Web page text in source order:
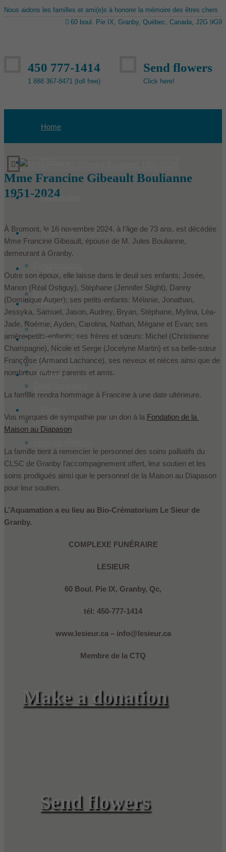
Nous aidons les familles et ami(e)s à honorer la mémoire des êtres chers
60 boul. Pie IX, Granby, Québec, Canada, J2G 9G9
450 777-1414
1 888 367-8471 (toll free)
Send flowers
Click here!
Home
Aquamation
What to do in case of death
Make a donation
Offer flowers
Products
Our installations
Prearranged
Historic
Les Le Sieur innovent
The founders
Team
In the media
Ressources
Lodging
Contact
Mme Francine Gibeault Boulianne
1951-2024
À Bromont, le 16 novembre 2024, à l’âge de 73 ans, est décédée
Mme Francine Gibeault, épouse de M. Jules Boulianne,
demeurant à Granby.
Outre son époux, elle laisse dans le deuil ses enfants; Josée,
Manon (Réal Ostiguy), Stéphane (Jennifer Slight), Danny
(Dominique Auger); ses petits-enfants: Mélanie, Jonathan,
Jessyka, Samuel, Jason, Audrey, Bryan, Stéphane, Mylina, Léa-
Jade, Noémie, Ayden, Carolina, Nathan, Mégane et Evan; ses
arrière-petits-enfants; ses frères et sœurs: Michel (Christianne
Champagne), Nicole et Serge (Jocelyne Martin) et sa belle-sœur
Françoise (Armand Lachance), ses neveux et nièces ainsi que de
nombreux autres parents et amis.
La famille rendra hommage à Francine à une date ultérieure.
Vos marques de sympathie par un don à la Fondation de la
Maison au Diapason
La famille tient à remercier le personnel des soins palliatifs du
CLSC de Granby l’accompagnement offert, leur soutien et les
soins prodigués ainsi que le personnel de la Maison au Diapason
pour leur soutien.
L’Aquamation a eu lieu au Bio-Crématorium Le Sieur de
Granby.
COMPLEXE FUNÉRAIRE
LESIEUR
60 Boul. Pie IX, Granby, Qc,
tél: 450-777-1414
www.lesieur.ca – info@lesieur.ca
Membre de la CTQ
Make a donation
Send flowers